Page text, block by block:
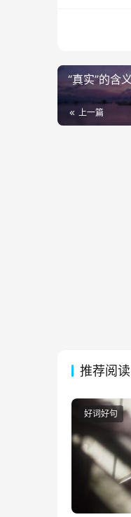
“真实”的含
上一篇
推荐阅读
好词好句